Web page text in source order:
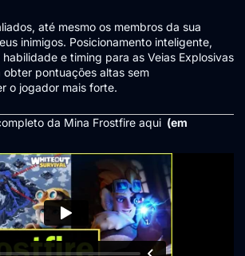
até mesmo os membros da sua
inimigos. Posicionamento inteligente,
e timing para as Veias Explosivas
obter pontuações altas sem
o jogador mais forte.
da Mina Frostfire aqui (em